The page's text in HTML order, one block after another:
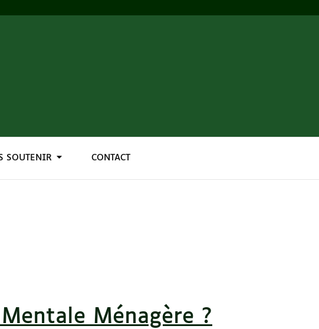
SOUTENIR CONTACT
Ménagère ?